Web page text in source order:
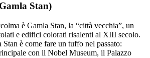
Stan)
è Gamla Stan, la “città vecchia”, un
e edifici colorati risalenti al XIII secolo.
Stan è come fare un tuffo nel passato:
con il Nobel Museum, il Palazzo